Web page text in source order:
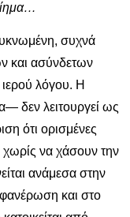
συχνά
και ασύνδετων
λόγου. Η
δεν λειτουργεί ως
ότι ορισμένες
να χάσουν την
ανάμεσα στην
και στο